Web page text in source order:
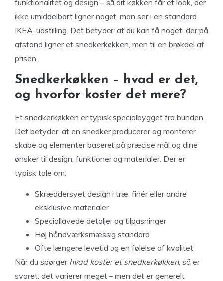
funktionalitet og design – så dit køkken får et look, der
ikke umiddelbart ligner noget, man ser i en standard
IKEA-udstilling. Det betyder, at du kan få noget, der på
afstand ligner et snedkerkøkken, men til en brøkdel af
prisen.
Snedkerkøkken – hvad er det,
og hvorfor koster det mere?
Et snedkerkøkken er typisk specialbygget fra bunden.
Det betyder, at en snedker producerer og monterer
skabe og elementer baseret på præcise mål og dine
ønsker til design, funktioner og materialer. Der er
typisk tale om:
Skræddersyet design i træ, finér eller andre
eksklusive materialer
Speciallavede detaljer og tilpasninger
Høj håndværksmæssig standard
Ofte længere levetid og en følelse af kvalitet
Når du spørger hvad koster et snedkerkøkken, så er
svaret: det varierer meget – men det er generelt